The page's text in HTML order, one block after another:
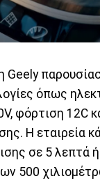
Geely
όπως
φόρτιση 12C
Η εταιρεία
σε 5 λεπτά
500